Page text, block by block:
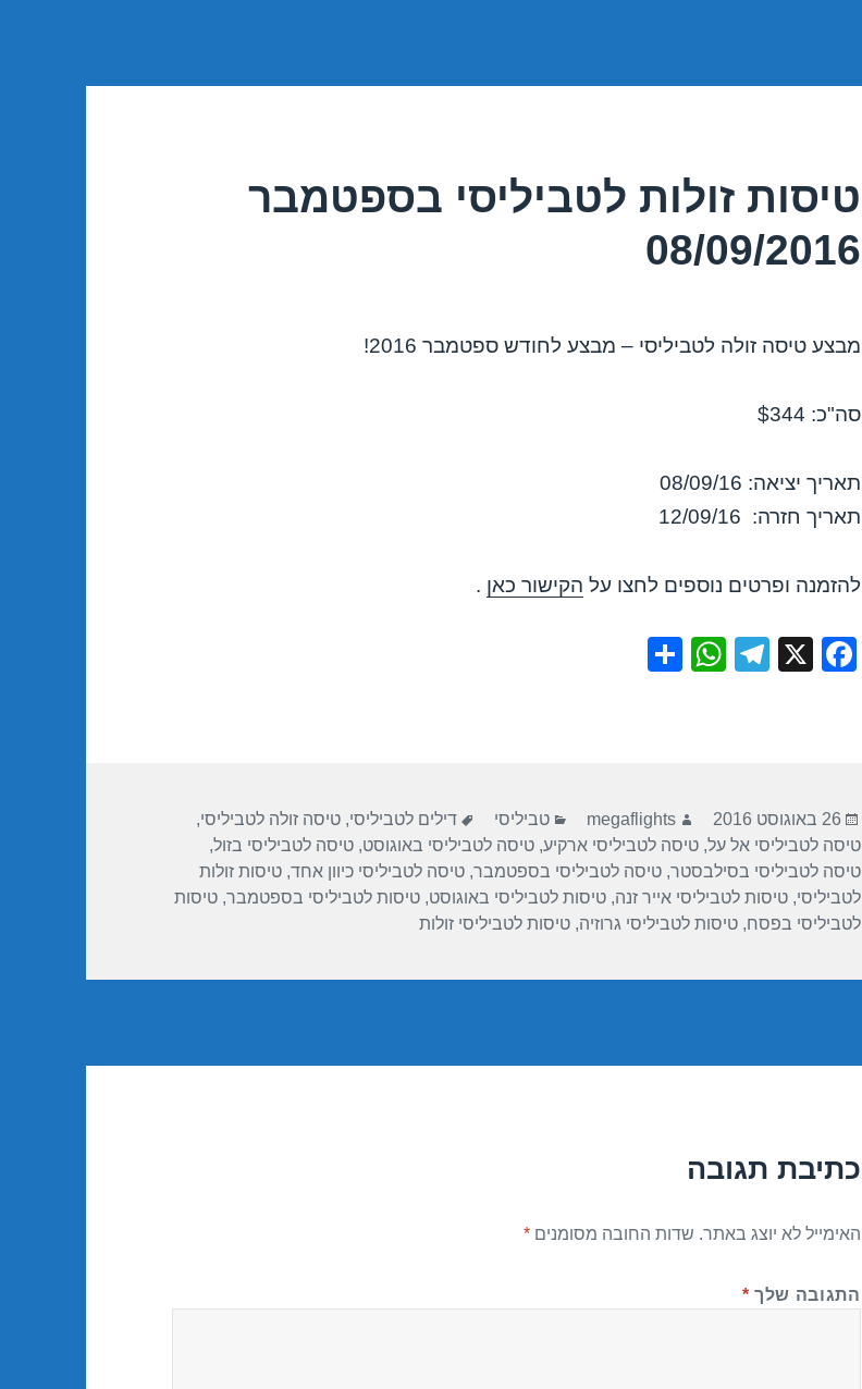
טיסות זולות לטביליסי בספטמבר
08/09/2016
מבצע טיסה זולה לטביליסי – מבצע לחודש ספטמבר 2016!
סה"כ: $344
תאריך יציאה: 08/09/16
תאריך חזרה: 12/09/16
להזמנה ופרטים נוספים לחצו על הקישור כאן .
F
o
o
k
X
T
m
W
p
p
פורסם
בתאריך
26 באוגוסט 2016 מחבר
megaflights קטגוריות
טביליסי תגיות
דילים לטביליסי,טיסה זולה לטביליסי,
טיסה לטביליסי אל על,טיסה לטביליסי ארקיע,טיסה לטביליסי באוגוסט,טיסה לטביליסי בזול,
טיסה לטביליסי בסילבסטר,טיסה לטביליסי בספטמבר,טיסה לטביליסי כיוון אחד,טיסות זולות
לטביליסי,טיסות לטביליסי אייר זנה,טיסות לטביליסי באוגוסט,טיסות לטביליסי בספטמבר,טיסות
לטביליסי בפסח,טיסות לטביליסי גרוזיה,טיסות לטביליסי זולות
כתיבת תגובה
האימייל לא יוצג באתר. שדות החובה מסומנים*
התגובה שלך *